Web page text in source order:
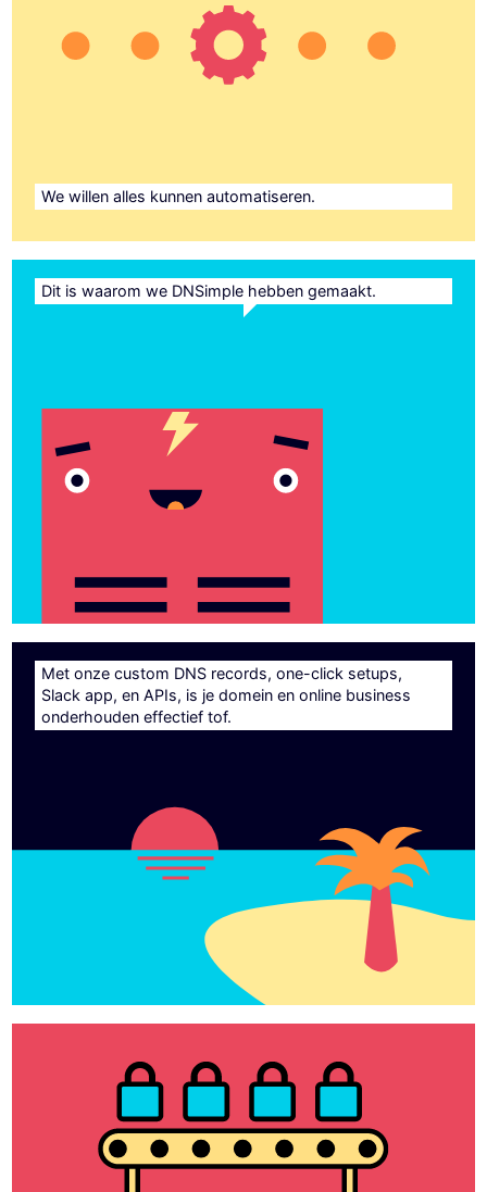
We willen alles kunnen automatiseren.
Dit is waarom we DNSimple hebben gemaakt.
Met onze custom DNS records, one-click setups,
Slack app, en APIs, is je domein en online business
onderhouden effectief tof.